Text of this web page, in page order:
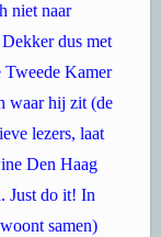
niet naar
dus met
Tweede Kamer
waar hij zit (de
lezers, laat
Den Haag
Just do it! In
samen)